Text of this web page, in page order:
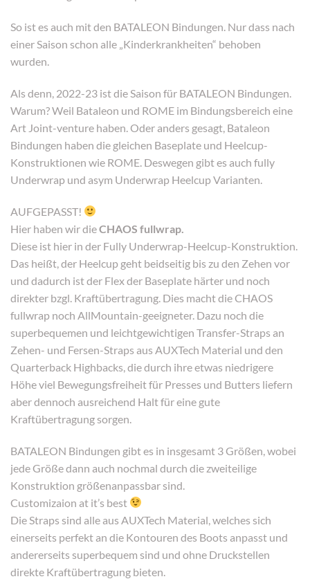
So ist es auch mit den BATALEON Bindungen. Nur dass nach
einer Saison schon alle „Kinderkrankheiten“ behoben
wurden.
Als denn, 2022-23 ist die Saison für BATALEON Bindungen.
Warum? Weil Bataleon und ROME im Bindungsbereich eine
Art Joint-venture haben. Oder anders gesagt, Bataleon
Bindungen haben die gleichen Baseplate und Heelcup-
Konstruktionen wie ROME. Deswegen gibt es auch fully
Underwrap und asym Underwrap Heelcup Varianten.
AUFGEPASST!
Hier haben wir dieCHAOS fullwrap.
Diese ist hier in der Fully Underwrap-Heelcup-Konstruktion.
Das heißt, der Heelcup geht beidseitig bis zu den Zehen vor
und dadurch ist der Flex der Baseplate härter und noch
direkter bzgl. Kraftübertragung. Dies macht die CHAOS
fullwrap noch AllMountain-geeigneter. Dazu noch die
superbequemen und leichtgewichtigen Transfer-Straps an
Zehen- und Fersen-Straps aus AUXTech Material und den
Quarterback Highbacks, die durch ihre etwas niedrigere
Höhe viel Bewegungsfreiheit für Presses und Butters liefern
aber dennoch ausreichend Halt für eine gute
Kraftübertragung sorgen.
BATALEON Bindungen gibt es in insgesamt 3 Größen, wobei
jede Größe dann auch nochmal durch die zweiteilige
Konstruktion größenanpassbar sind.
Customizaion at it’s best
Die Straps sind alle aus AUXTech Material, welches sich
einerseits perfekt an die Kontouren des Boots anpasst und
andererseits superbequem sind und ohne Druckstellen
direkte Kraftübertragung bieten.